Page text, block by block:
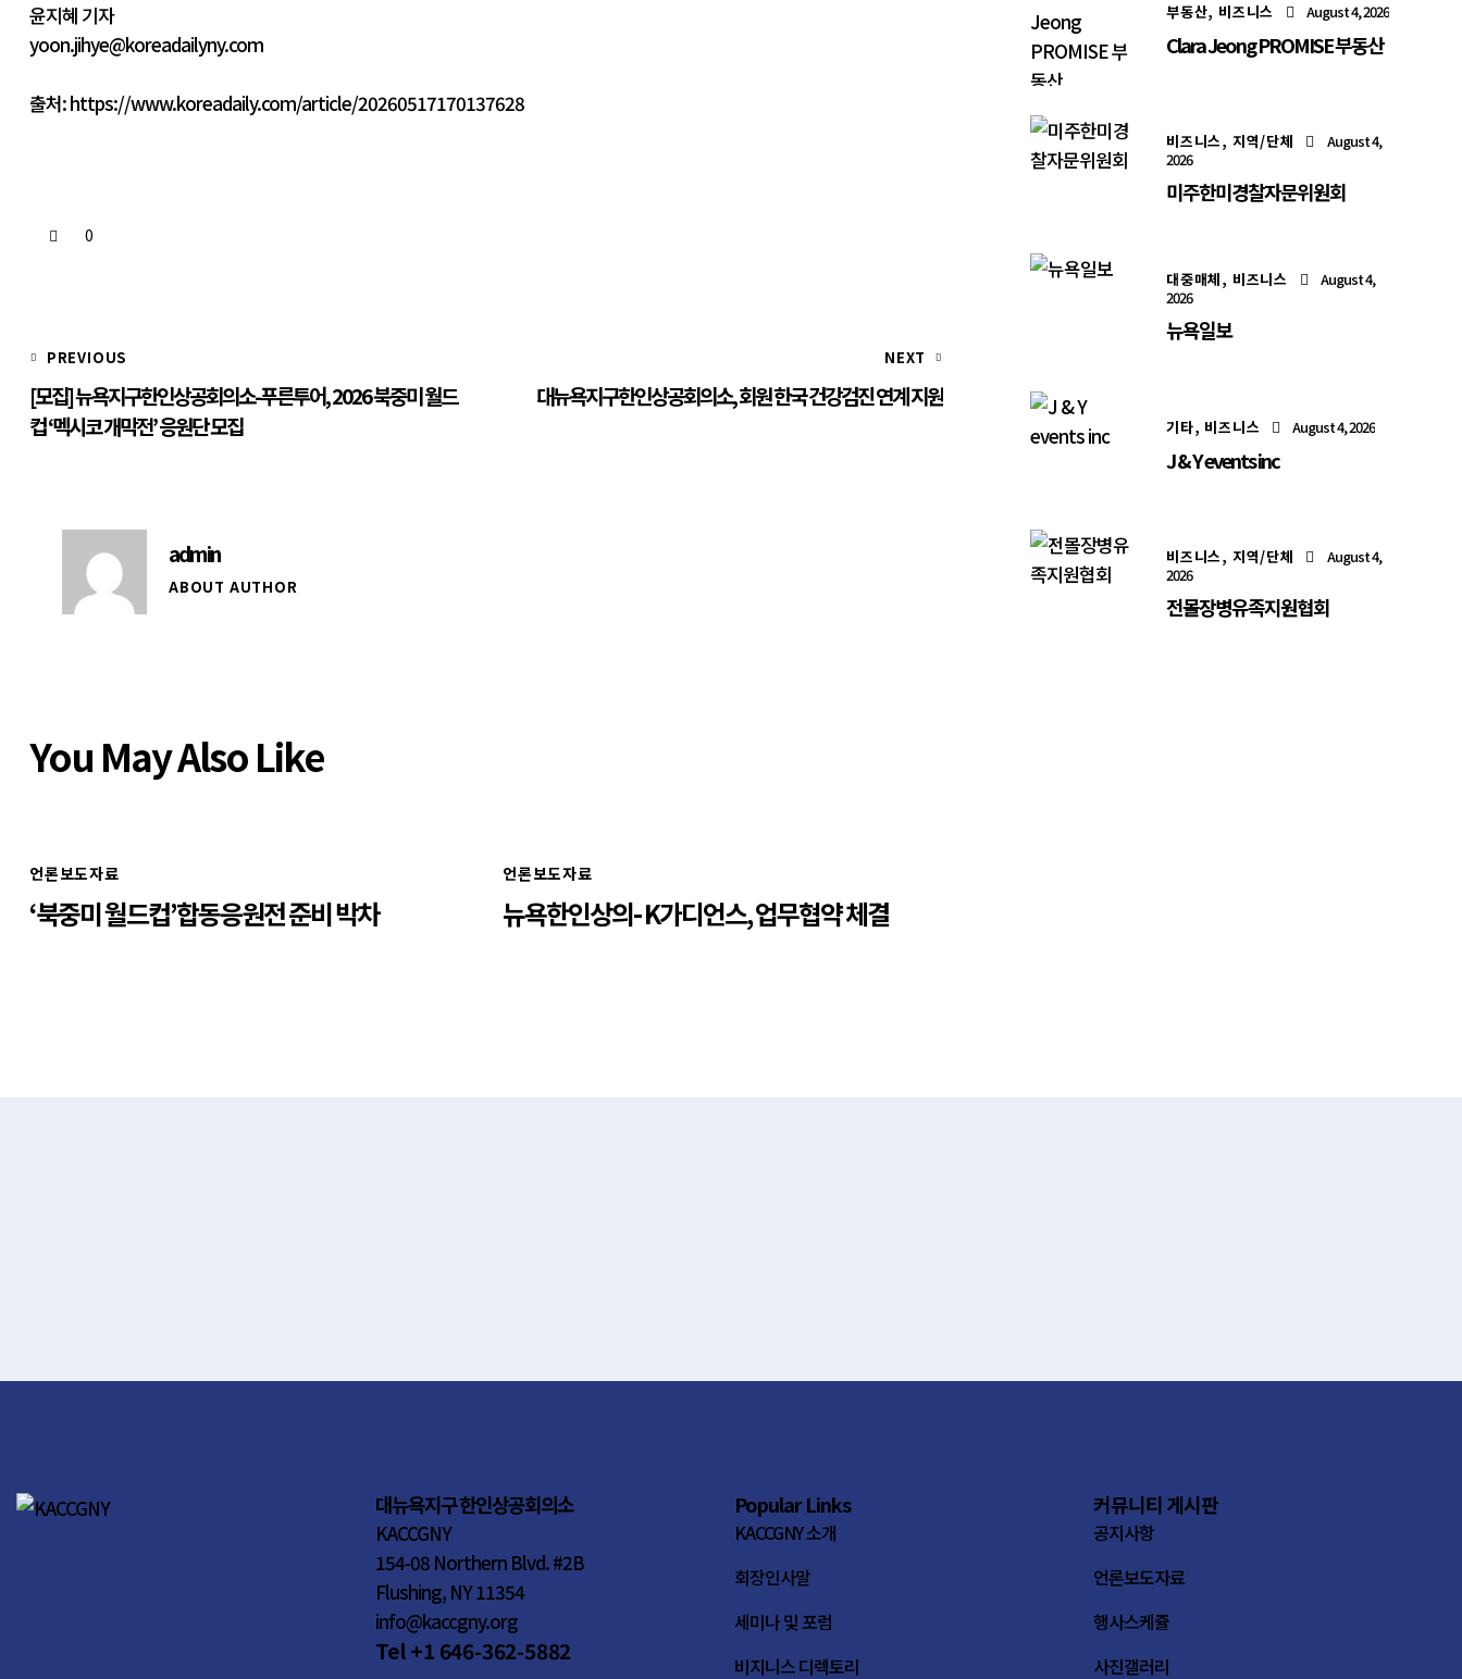
윤지혜 기자
yoon.jihye@koreadailyny.com
출처:https://www.koreadaily.com/article/20260517170137628
0
PREVIOUS
[모집] 뉴욕지구한인상공회의소-푸른투어, 2026 북중미 월드
컵 ‘멕시코 개막전’ 응원단 모집
NEXT
대뉴욕지구한인상공회의소, 회원 한국 건강검진 연계 지원
admin
ABOUT AUTHOR
You May Also Like
언론보도자료
‘북중미 월드컵’합동응원전 준비 박차
언론보도자료
뉴욕한인상의- K가디언스, 업무협약 체결
부동산, 비즈니스 August 4, 2026
Clara Jeong PROMISE 부동산
비즈니스, 지역/단체
August 4,
2026
미주한미경찰자문위원회
대중매체, 비즈니스
August 4,
2026
뉴욕일보
기타, 비즈니스 August 4, 2026
J & Y events inc
비즈니스, 지역/단체
August 4,
2026
전몰장병유족지원협회
대뉴욕지구 한인상공회의소
KACCGNY
154-08 Northern Blvd. #2B
Flushing, NY 11354
info@kaccgny.org
Tel +1 646-362-5882
Popular Links
KACCGNY 소개
회장인사말
세미나 및 포럼
비지니스 디렉토리
커뮤니티 게시판
공지사항
언론보도자료
행사스케쥴
사진갤러리